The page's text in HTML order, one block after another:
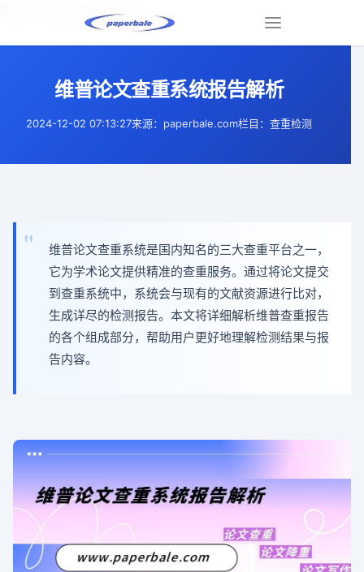
navigation
维普论文查重系统报告解析
2024-12-02 07:13:27来源：paperbale.com栏目：查重检测
维普论文查重系统是国内知名的三大查重平台之一，
它为学术论文提供精准的查重服务。通过将论文提交
到查重系统中，系统会与现有的文献资源进行比对，
生成详尽的检测报告。本文将详细解析维普查重报告
的各个组成部分，帮助用户更好地理解检测结果与报
告内容。